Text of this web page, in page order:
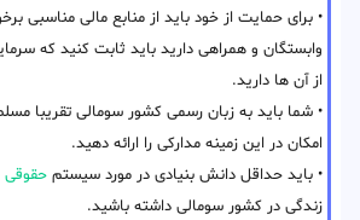
• برای حمایت از خود باید از منابع مالی مناسبی
وابستگان و همراهی دارید باید ثابت کنید که
از آن ها دارید.
• شما باید به زبان رسمی کشور سومالی تقریبا
امکان در این زمینه مدارکی را ارائه دهید.
• باید حداقل دانش بنیادی در مورد سیستم حقوقی
زندگی در کشور سومالی داشته باشید.